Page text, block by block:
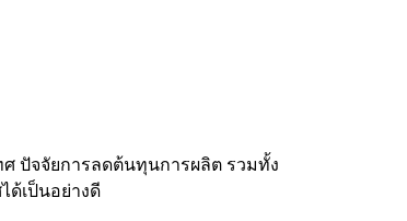
จจัยการลดต้นทุนการผลิต รวมทั้ง
ด้เป็นอย่างดี